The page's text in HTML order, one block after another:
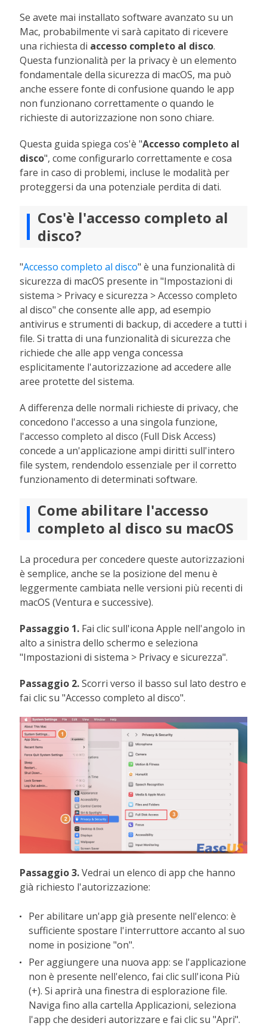
Se avete mai installato software avanzato su un
Mac, probabilmente vi sarà capitato di ricevere
una richiesta di accesso completo al disco.
Questa funzionalità per la privacy è un elemento
fondamentale della sicurezza di macOS, ma può
anche essere fonte di confusione quando le app
non funzionano correttamente o quando le
richieste di autorizzazione non sono chiare.
Questa guida spiega cos'è "Accesso completo al
disco", come configurarlo correttamente e cosa
fare in caso di problemi, incluse le modalità per
proteggersi da una potenziale perdita di dati.
Cos'è l'accesso completo al
disco?
"Accesso completo al disco" è una funzionalità di
sicurezza di macOS presente in "Impostazioni di
sistema > Privacy e sicurezza > Accesso completo
al disco" che consente alle app, ad esempio
antivirus e strumenti di backup, di accedere a tutti i
file. Si tratta di una funzionalità di sicurezza che
richiede che alle app venga concessa
esplicitamente l'autorizzazione ad accedere alle
aree protette del sistema.
A differenza delle normali richieste di privacy, che
concedono l'accesso a una singola funzione,
l'accesso completo al disco (Full Disk Access)
concede a un'applicazione ampi diritti sull'intero
file system, rendendolo essenziale per il corretto
funzionamento di determinati software.
Come abilitare l'accesso
completo al disco su macOS
La procedura per concedere queste autorizzazioni
è semplice, anche se la posizione del menu è
leggermente cambiata nelle versioni più recenti di
macOS (Ventura e successive).
Passaggio 1. Fai clic sull'icona Apple nell'angolo in
alto a sinistra dello schermo e seleziona
"Impostazioni di sistema > Privacy e sicurezza".
Passaggio 2.Scorri verso il basso sul lato destro e
fai clic su "Accesso completo al disco".
Passaggio 3.Vedrai un elenco di app che hanno
già richiesto l'autorizzazione:
Per abilitare un'app già presente nell'elenco: è
sufficiente spostare l'interruttore accanto al suo
nome in posizione "on".
Per aggiungere una nuova app: se l'applicazione
non è presente nell'elenco, fai clic sull'icona Più
(+). Si aprirà una finestra di esplorazione file.
Naviga fino alla cartella Applicazioni, seleziona
l'app che desideri autorizzare e fai clic su "Apri".